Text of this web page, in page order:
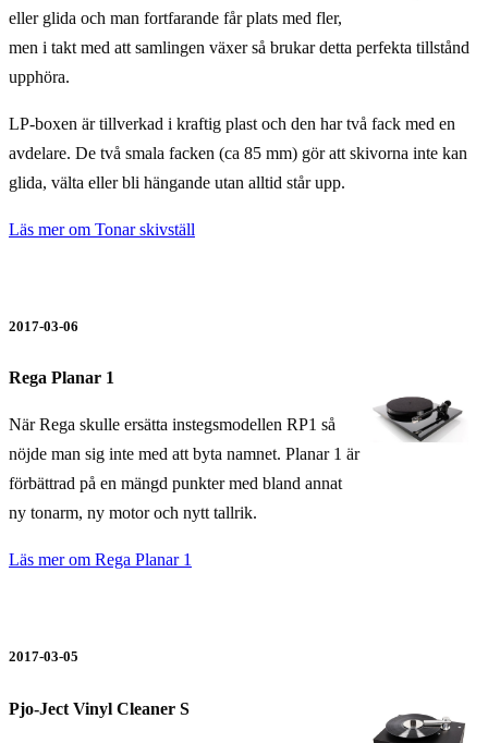
eller glida och man fortfarande får plats med fler,
men i takt med att samlingen växer så brukar detta perfekta tillstånd
upphöra.
LP-boxen är tillverkad i kraftig plast och den har två fack med en
avdelare. De två smala facken (ca 85 mm) gör att skivorna inte kan
glida, välta eller bli hängande utan alltid står upp.
Läs mer om Tonar skivställ
2017-03-06
Rega Planar 1
När Rega skulle ersätta instegsmodellen RP1 så
nöjde man sig inte med att byta namnet. Planar 1 är
förbättrad på en mängd punkter med bland annat
ny tonarm, ny motor och nytt tallrik.
Läs mer om Rega Planar 1
2017-03-05
Pjo-Ject Vinyl Cleaner S